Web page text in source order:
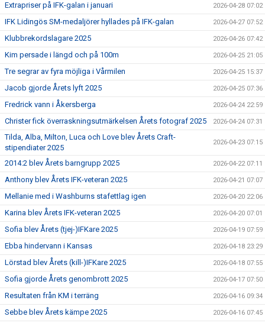
Extrapriser på IFK-galan i januari 2026-04-28 07:02
IFK Lidingös SM-medaljörer hyllades på IFK-galan 2026-04-27 07:52
Klubbrekordslagare 2025 2026-04-26 07:42
Kim persade i längd och på 100m 2026-04-25 21:05
Tre segrar av fyra möjliga i Vårmilen 2026-04-25 15:37
Jacob gjorde Årets lyft 2025 2026-04-25 07:36
Fredrick vann i Åkersberga 2026-04-24 22:59
Christer fick överraskningsutmärkelsen Årets fotograf 2025 2026-04-24 07:31
Tilda, Alba, Milton, Luca och Love blev Årets Craft-
stipendiater 2025
2026-04-23 07:15
2014:2 blev Årets barngrupp 2025 2026-04-22 07:11
Anthony blev Årets IFK-veteran 2025 2026-04-21 07:07
Mellanie med i Washburns stafettlag igen 2026-04-20 22:06
Karina blev Årets IFK-veteran 2025 2026-04-20 07:01
Sofia blev Årets (tjej-)IFKare 2025 2026-04-19 07:59
Ebba hindervann i Kansas 2026-04-18 23:29
Lörstad blev Årets (kill-)IFKare 2025 2026-04-18 07:55
Sofia gjorde Årets genombrott 2025 2026-04-17 07:50
Resultaten från KM i terräng 2026-04-16 09:34
Sebbe blev Årets kämpe 2025 2026-04-16 07:45